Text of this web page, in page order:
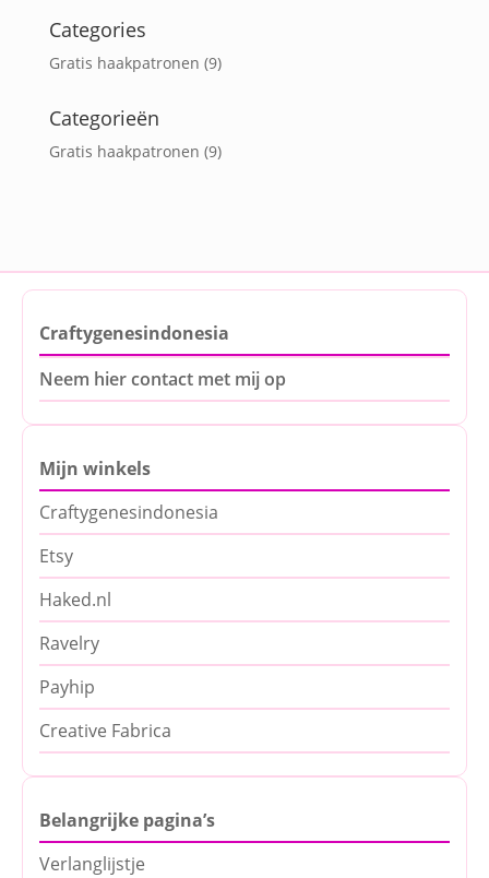
Categories
Gratis haakpatronen (9)
Categorieën
Gratis haakpatronen (9)
Craftygenesindonesia
Neem hier contact met mij op
Mijn winkels
Craftygenesindonesia
Etsy
Haked.nl
Ravelry
Payhip
Creative Fabrica
Belangrijke pagina’s
Verlanglijstje